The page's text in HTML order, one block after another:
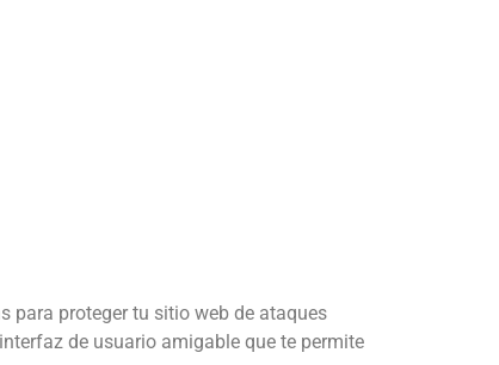
para proteger tu sitio web de ataques
de usuario amigable que te permite